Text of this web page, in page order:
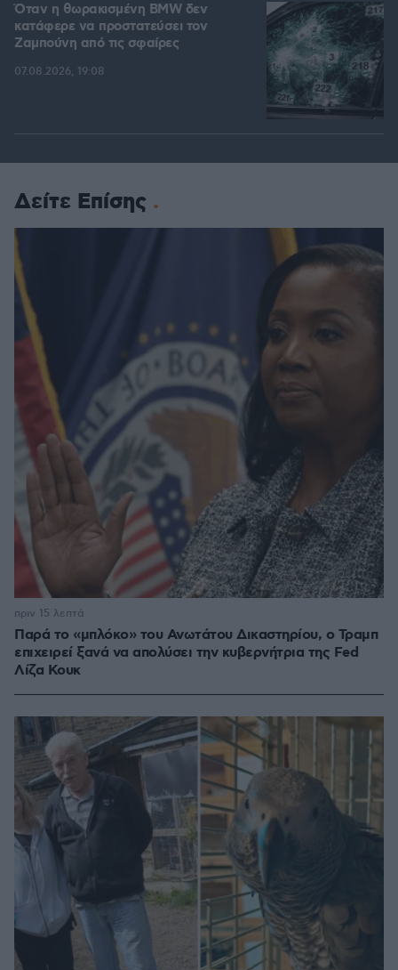
Όταν η θωρακισμένη BMW δεν
κατάφερε να προστατεύσει τον
Ζαμπούνη από τις σφαίρες
07.08.2026, 19:08
Δείτε Επίσης
Παρά το «μπλόκο» του Ανωτάτου Δικαστηρίου, ο Τραμπ
επιχειρεί ξανά να απολύσει την κυβερνήτρια της Fed
Λίζα Κουκ
πριν 15 λεπτά